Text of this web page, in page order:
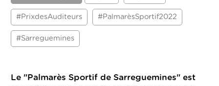
#PrixdesAuditeurs #PalmarèsSportif2022
#Sarreguemines
Le "Palmarès Sportif de Sarreguemines" est